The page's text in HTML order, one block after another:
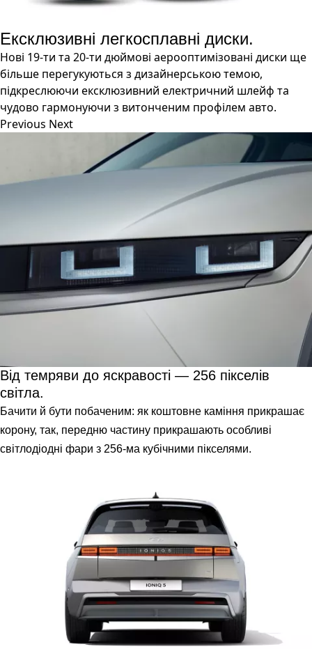
Ексклюзивні легкосплавні диски.
Нові 19-ти та 20-ти дюймові аерооптимізовані диски ще
більше перегукуються з дизайнерською темою,
підкреслюючи ексклюзивний електричний шлейф та
чудово гармонуючи з витонченим профілем авто.
Previous Next
Від темряви до яскравості — 256 пікселів
світла.
Бачити й бути побаченим: як коштовне каміння прикрашає
корону, так, передню частину прикрашають особливі
світлодіодні фари з 256-ма кубічними пікселями.